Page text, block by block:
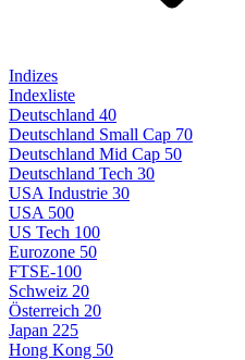
Indizes
Indexliste
Deutschland 40
Deutschland Small Cap 70
Deutschland Mid Cap 50
Deutschland Tech 30
USA Industrie 30
USA 500
US Tech 100
Eurozone 50
FTSE-100
Schweiz 20
Österreich 20
Japan 225
Hong Kong 50